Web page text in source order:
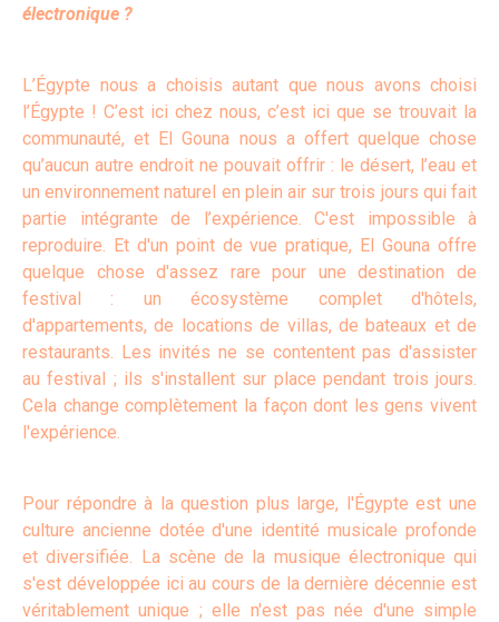
électronique ?
L’Égypte nous a choisis autant que nous avons choisi
l’Égypte ! C’est ici chez nous, c’est ici que se trouvait la
communauté, et El Gouna nous a offert quelque chose
qu’aucun autre endroit ne pouvait offrir : le désert, l’eau et
un environnement naturel en plein air sur trois jours qui fait
partie intégrante de l’expérience. C'est impossible à
reproduire. Et d'un point de vue pratique, El Gouna offre
quelque chose d'assez rare pour une destination de
festival : un écosystème complet d'hôtels,
d'appartements, de locations de villas, de bateaux et de
restaurants. Les invités ne se contentent pas d'assister
au festival ; ils s'installent sur place pendant trois jours.
Cela change complètement la façon dont les gens vivent
l'expérience.
Pour répondre à la question plus large, l'Égypte est une
culture ancienne dotée d'une identité musicale profonde
et diversifiée. La scène de la musique électronique qui
s'est développée ici au cours de la dernière décennie est
véritablement unique ; elle n'est pas née d'une simple